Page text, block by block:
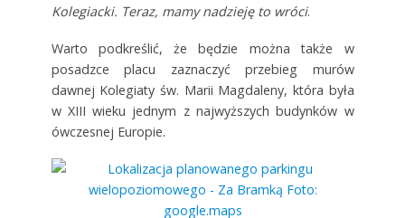
Kolegiacki. Teraz, mamy nadzieję to wróci.
Warto podkreślić, że będzie można także w
posadzce placu zaznaczyć przebieg murów
dawnej Kolegiaty św. Marii Magdaleny, która była
w XIII wieku jednym z najwyższych budynków w
ówczesnej Europie.